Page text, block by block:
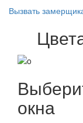
Вызвать
окна